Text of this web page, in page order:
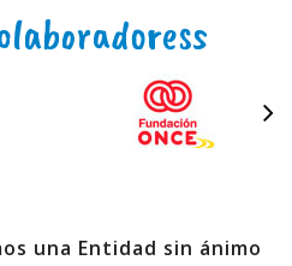
una Entidad sin ánimo